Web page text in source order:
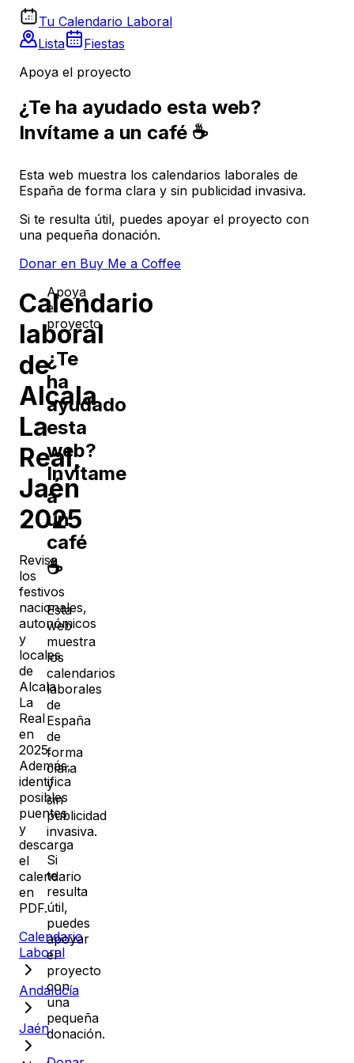
Tu Calendario Laboral
Lista
Fiestas
Apoya el proyecto
¿Te ha ayudado esta web?
Invítame a un café ☕
Esta web muestra los calendarios laborales de
España de forma clara y sin publicidad invasiva.
Si te resulta útil, puedes apoyar el proyecto con
una pequeña donación.
Donar en Buy Me a Coffee
Calendario
laboral
de
Alcala
La
Real,
Jaén
2025
Revisa
los
festivos
nacionales,
autonómicos
y
locales
de
Alcala
La
Real
en
2025.
Además,
identifica
posibles
puentes
y
descarga
el
calendario
en
PDF.
Calendario
Laboral
Andalucía
Jaén
Apoya
el
proyecto
¿Te
ha
ayudado
esta
web?
Invítame
a
un
café
☕
Esta
web
muestra
los
calendarios
laborales
de
España
de
forma
clara
y
sin
publicidad
invasiva.
Si
te
resulta
útil,
puedes
apoyar
el
proyecto
con
una
pequeña
donación.